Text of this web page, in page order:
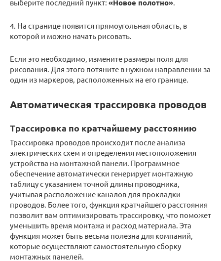
выберите последний пункт: «Новое полотно».
4. На странице появится прямоугольная область, в
которой и можно начать рисовать.
Если это необходимо, измените размеры поля для
рисования. Для этого потяните в нужном направлении за
один из маркеров, расположенных на его границе.
Автоматическая трассировка проводов
Трассировка по кратчайшему расстоянию
Трассировка проводов происходит после анализа
электрических схем и определения местоположения
устройства на монтажной панели. Программное
обеспечение автоматически генерирует монтажную
таблицу с указанием точной длины проводника,
учитывая расположение каналов для прокладки
проводов. Более того, функция кратчайшего расстояния
позволит вам оптимизировать трассировку, что поможет
уменьшить время монтажа и расход материала. Эта
функция может быть весьма полезна для компаний,
которые осуществляют самостоятельную сборку
монтажных панелей.